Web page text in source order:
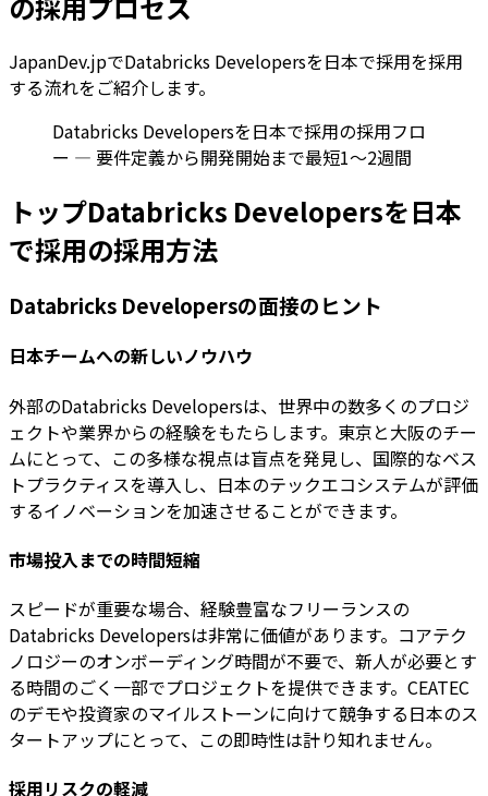
JapanDev.jpでDatabricks Developersを日本で採用を採用
する流れをご紹介します。
Databricks Developersを日本で採用の採用フロ
ー — 要件定義から開発開始まで最短1〜2週間
トップDatabricks Developersを日本
で採用の採用方法
Databricks Developersの面接のヒント
日本チームへの新しいノウハウ
外部のDatabricks Developersは、世界中の数多くのプロジ
ェクトや業界からの経験をもたらします。東京と大阪のチー
ムにとって、この多様な視点は盲点を発見し、国際的なベス
トプラクティスを導入し、日本のテックエコシステムが評価
するイノベーションを加速させることができます。
市場投入までの時間短縮
スピードが重要な場合、経験豊富なフリーランスの
Databricks Developersは非常に価値があります。コアテク
ノロジーのオンボーディング時間が不要で、新人が必要とす
る時間のごく一部でプロジェクトを提供できます。CEATEC
のデモや投資家のマイルストーンに向けて競争する日本のス
タートアップにとって、この即時性は計り知れません。
採用リスクの軽減